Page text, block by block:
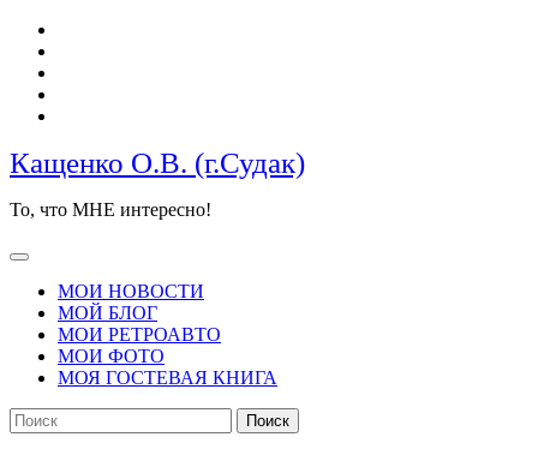
Перейти
содержимому
Кащенко О.В. (г.Судак)
То, что МНЕ интересно!
Кнопка
ОткрытьМОИ НОВОСТИ
МОЙ БЛОГ
МОИ РЕТРОАВТО
МОИ ФОТО
МОЯ ГОСТЕВАЯ КНИГА
КНОПКА
ЗАКРЫТЬ
Найти: